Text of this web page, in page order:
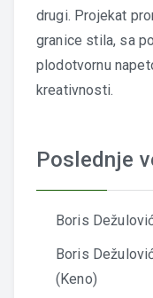
drugi. Projekat
granice stila, sa
plodotvornu
kreativnosti.
Poslednje
Boris
Boris
(Keno)